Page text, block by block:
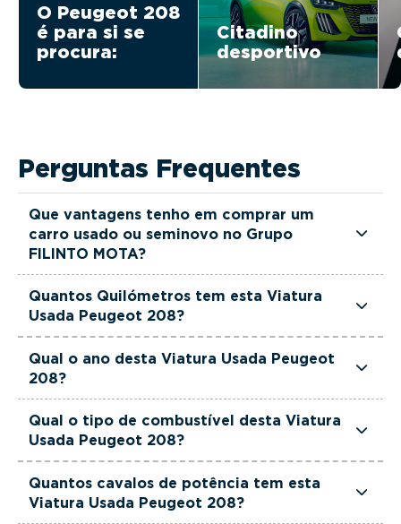
O Peugeot 208
é para si se
procura:
Citadino
desportivo
Perguntas Frequentes
Que vantagens tenho em comprar um
carro usado ou seminovo no Grupo
FILINTO MOTA?
FILINTO MOTA são rigorosamente selecionadas
quilómetros reais garantidos. Além disso, dispõe
de uma equipa de gestores comerciais dedicada,
pronta a ajudá-lo a encontrar a viatura que
melhor se adapta às suas necessidades e ao seu
orçamento.
Quantos Quilómetros tem esta Viatura
Usada Peugeot 208?
actualmente 26000 km.
Qual o ano desta Viatura Usada Peugeot
208?
Qual o tipo de combustível desta Viatura
Usada Peugeot 208?
com uma motorização Gasolina.
Quantos cavalos de potência tem esta
Viatura Usada Peugeot 208?